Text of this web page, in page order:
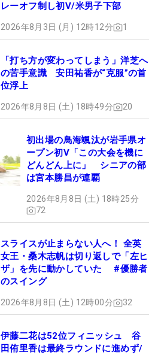
レーオフ制し初V/米男子下部
2026年8月3日 (月) 12時12分 1
「打ち方が変わってしまう」洋芝へ
の苦手意識 安田祐香が“克服”の首
位浮上
2026年8月8日 (土) 18時49分 20
初出場の鳥海颯汰が岩手県オ
ープン初V「この大会を機に
どんどん上に」 シニアの部
は宮本勝昌が連覇
2026年8月8日 (土) 18時25分
72
スライスが止まらない人へ！ 全英
女王・桑木志帆は切り返しで「左ヒ
ザ」を先に動かしていた #優勝者
のスイング
2026年8月8日 (土) 12時00分 32
伊藤二花は52位フィニッシュ 谷
田侑里香は最終ラウンドに進めず/